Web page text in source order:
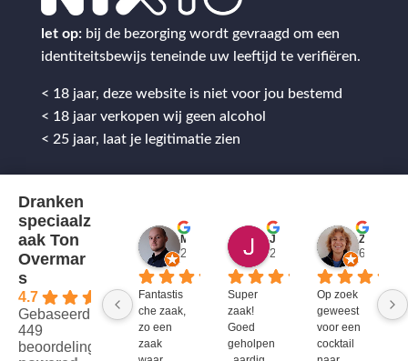
let op: bij de bezorging wordt gevraagd om een
identiteitsbewijs teneinde uw leeftijd te verifiëren.
< 18 jaar, deze website is niet voor jou bestemd
< 18 jaar verkopen wij geen alcohol
< 25 jaar, laat je legitimatie zien
Dranken
speciaalz
aak Ton
Overmar
s
4.7
Gebaseerd op
449
beoordelingen
2 jaar geleden
Fantastis
che zaak,
zo een
zaak
2 jaar geleden
Super
zaak!
Goed
geholpen
6 jaar
Op zoek
geweest
voor een
cocktail